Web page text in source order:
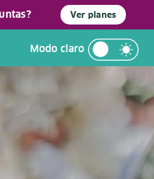
Ver planes
Modo claro